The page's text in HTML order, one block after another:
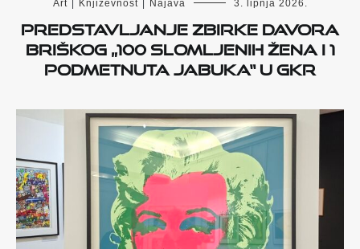
Art Književnost Najava 3. lipnja 2026.
Predstavljanje zbirke Davora
Briškog „100 slomljenih žena i 1
podmetnuta jabuka“ u GKR